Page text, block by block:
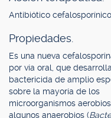
Antibiótico cefalosporínico.
Propiedades.
Es una nueva
por vía oral, que
bactericida de amplio
sobre la mayoría de los
microorganismos
algunos anaerobios (